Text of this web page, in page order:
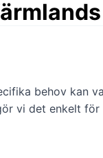
behov kan
vi det enkelt